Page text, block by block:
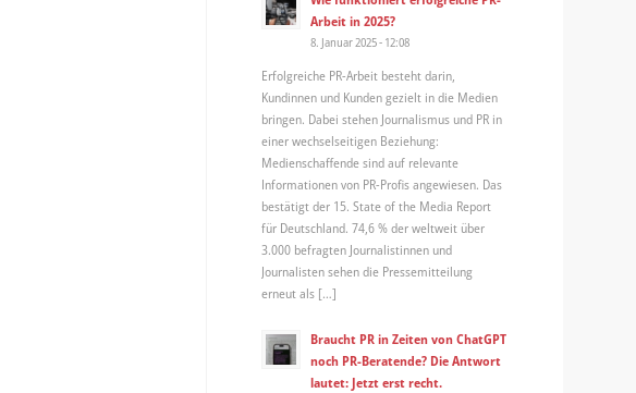
Arbeit in 2025?
8. Januar 2025 - 12:08
Erfolgreiche PR-Arbeit besteht darin,
Kundinnen und Kunden gezielt in die Medien
bringen. Dabei stehen Journalismus und PR in
einer wechselseitigen Beziehung:
Medienschaffende sind auf relevante
Informationen von PR-Profis angewiesen. Das
bestätigt der 15. State of the Media Report
für Deutschland. 74,6 % der weltweit über
3.000 befragten Journalistinnen und
Journalisten sehen die Pressemitteilung
erneut als […]
Braucht PR in Zeiten von ChatGPT
noch PR-Beratende? Die Antwort
lautet: Jetzt erst recht.